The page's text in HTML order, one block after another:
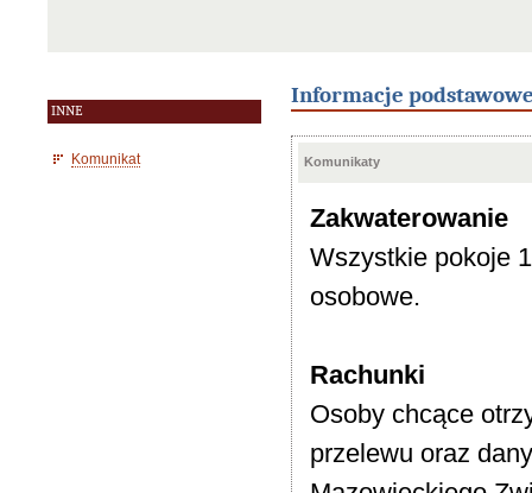
INNE
Komunikat
Informacje
Komunikaty
Zakwaterowanie
Wszystkie pokoje
osobowe.
Rachunki
Osoby chcące
przelewu oraz